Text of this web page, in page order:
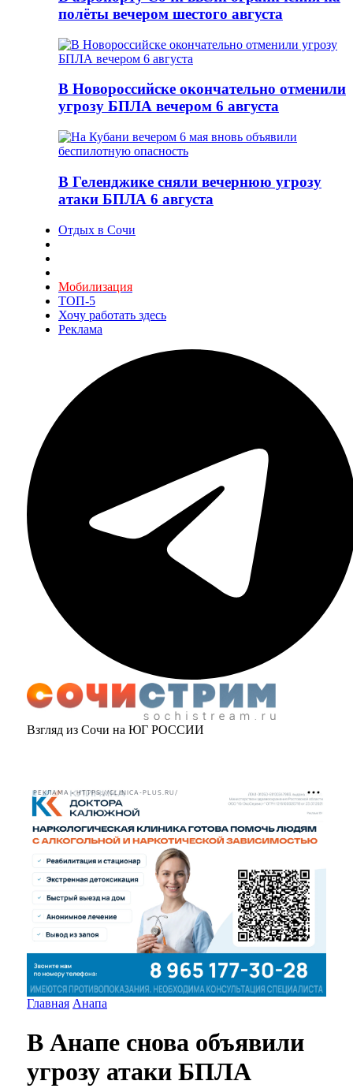
полёты вечером шестого августа
В Новороссийске окончательно отменили
угрозу БПЛА вечером 6 августа
В Геленджике сняли вечернюю угрозу
атаки БПЛА 6 августа
Отдых в Сочи
Мобилизация
ТОП-5
Хочу работать здесь
Реклама
Взгляд из Сочи на ЮГ РОССИИ
РЕКЛАМА • HTTPS://CLINICA-PLUS.RU/
Главная Анапа
В Анапе снова объявили
угрозу атаки БПЛА